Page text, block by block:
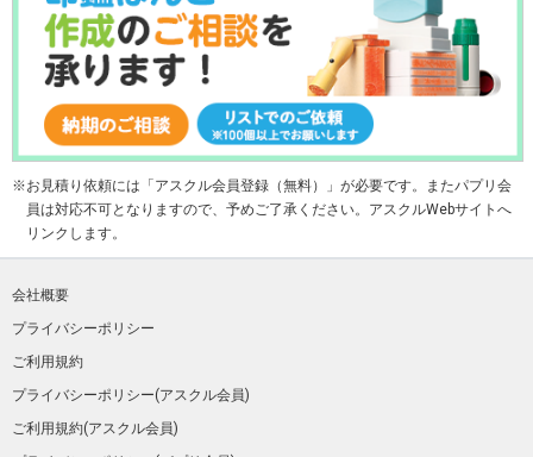
お見積り依頼には「アスクル会員登録（無料）」が必要です。またパプリ会
員は対応不可となりますので、予めご了承ください。アスクルWebサイトへ
リンクします。
会社概要
プライバシーポリシー
ご利用規約
プライバシーポリシー(アスクル会員)
ご利用規約(アスクル会員)